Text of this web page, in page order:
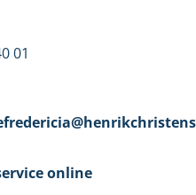
01
online